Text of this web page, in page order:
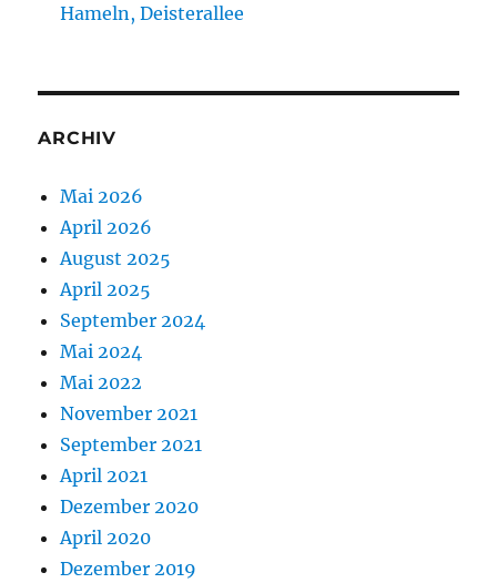
Hameln, Deisterallee
ARCHIV
Mai 2026
April 2026
August 2025
April 2025
September 2024
Mai 2024
Mai 2022
November 2021
September 2021
April 2021
Dezember 2020
April 2020
Dezember 2019